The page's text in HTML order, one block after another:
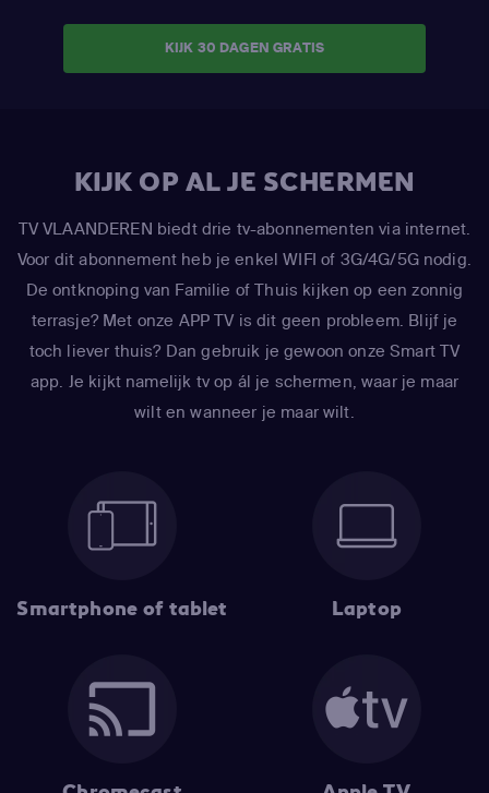
KIJK 30 DAGEN GRATIS
KIJK OP AL JE SCHERMEN
TV VLAANDEREN biedt drie tv-abonnementen via internet.
Voor dit abonnement heb je enkel WIFI of 3G/4G/5G nodig.
De ontknoping van Familie of Thuis kijken op een zonnig
terrasje? Met onze APP TV is dit geen probleem. Blijf je
toch liever thuis? Dan gebruik je gewoon onze Smart TV
app. Je kijkt namelijk tv op ál je schermen, waar je maar
wilt en wanneer je maar wilt.
Smartphone of tablet Laptop